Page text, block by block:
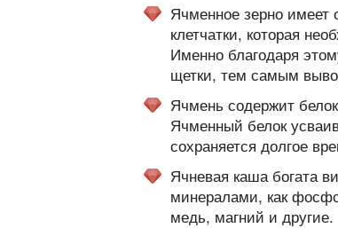
Ячменное зерно имеет
клетчатки, которая
Именно благодаря
щетки, тем самым
Ячмень содержит
Ячменный белок
сохраняется долгое
Ячневая каша богата
минералами, как
медь, магний и другие.